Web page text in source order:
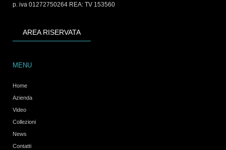
p. iva 01272750264 REA: TV 153560
AREA RISERVATA
MENU
Home
Azienda
Video
Collezioni
News
Contatti